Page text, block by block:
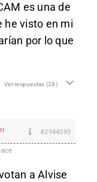
es una de
he visto en mi
por lo que
Ver respuestas (28)
#2944093
a Alvise